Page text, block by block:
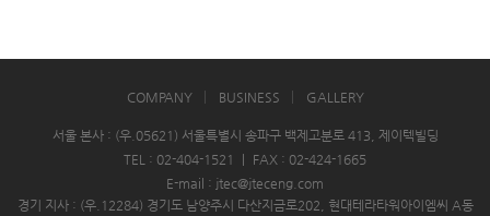
COMPANY BUSINESS GALLERY
서울 본사 : (우.05621) 서울특별시 송파구 백제고분로 413, 제이텍빌딩
TEL : 02-404-1521
FAX : 02-424-1665
E-mail : jtec@jteceng.com
경기 지사 : (우.12284) 경기도 남양주시 다산지금로202, 현대테라타워아이엠씨 A동